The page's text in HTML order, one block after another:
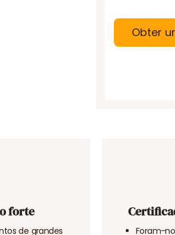
Obter
forte
de grandes
Foram-